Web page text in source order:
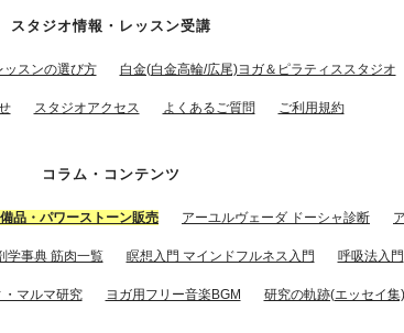
スタジオ情報・レッスン受講
ッスンの選び方 白金(白金高輪/広尾)ヨガ＆ピラティススタジオ
スタジオアクセス よくあるご質問 ご利用規約
コラム・コンテンツ
品・パワーストーン販売 アーユルヴェーダ ドーシャ診断
学事典 筋肉一覧 瞑想入門 マインドフルネス入門 呼吸法入門
マルマ研究 ヨガ用フリー音楽BGM 研究の軌跡(エッセイ集)